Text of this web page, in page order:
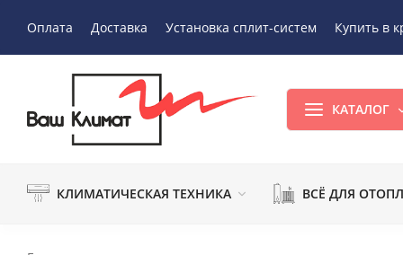
Оплата Доставка Установка сплит-систем Купить в
КАТАЛОГ
КЛИМАТИЧЕСКАЯ ТЕХНИКА ВСЁ ДЛЯ